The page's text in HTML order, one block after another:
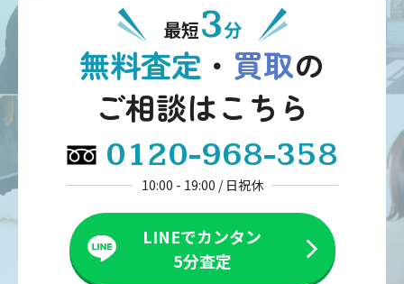
最短3分
無料査定 ・ 買取の
ご相談はこちら
0120-968-358
10:00 - 19:00 / 日祝休
LINEでカンタン
5分査定